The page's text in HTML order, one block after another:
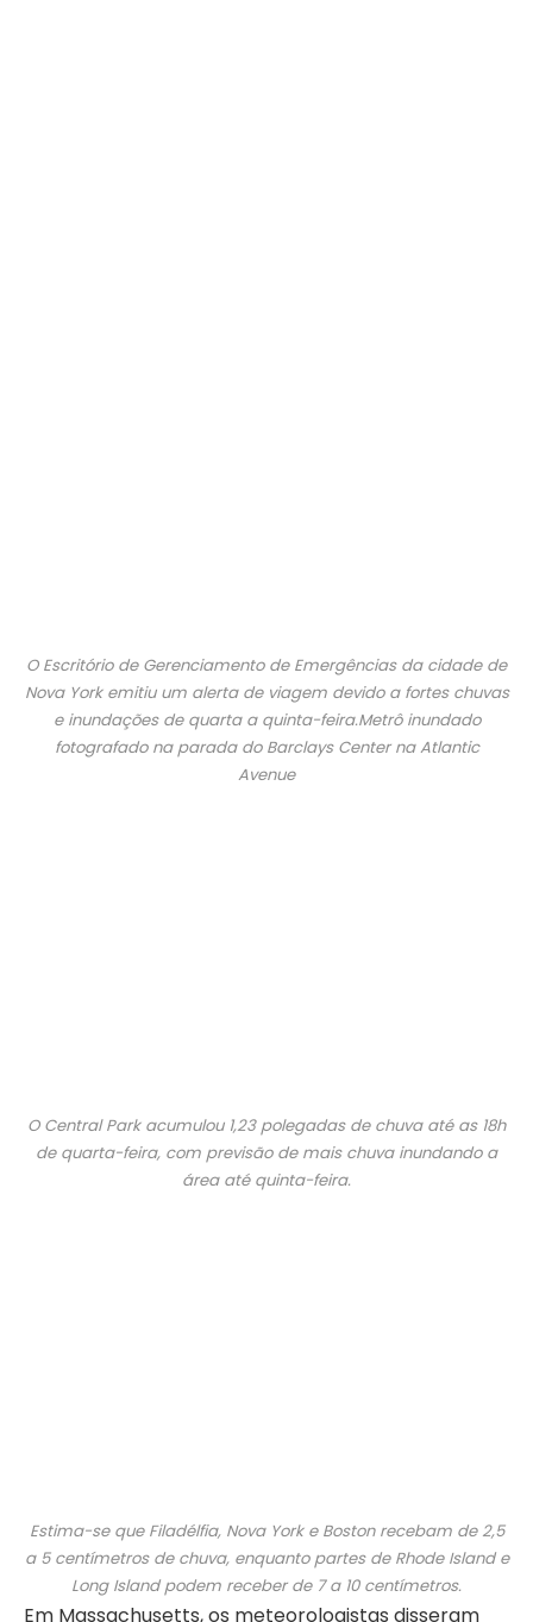
O Escritório de Gerenciamento de Emergências da cidade de
Nova York emitiu um alerta de viagem devido a fortes chuvas
e inundações de quarta a quinta-feira.Metrô inundado
fotografado na parada do Barclays Center na Atlantic
Avenue
O Central Park acumulou 1,23 polegadas de chuva até as 18h
de quarta-feira, com previsão de mais chuva inundando a
área até quinta-feira.
Estima-se que Filadélfia, Nova York e Boston recebam de 2,5
a 5 centímetros de chuva, enquanto partes de Rhode Island e
Long Island podem receber de 7 a 10 centímetros.
Em Massachusetts, os meteorologistas disseram